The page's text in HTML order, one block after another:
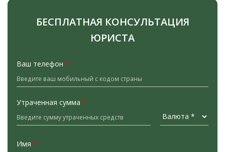
БЕСПЛАТНАЯ КОНСУЛЬТАЦИЯ
ЮРИСТА
Ваш телефон *
Утраченная сумма *
Имя *